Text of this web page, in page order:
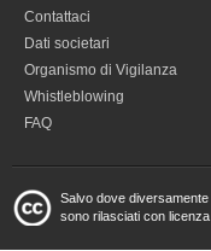
Contattaci
Dati societari
Organismo di Vigilanza
Whistleblowing
FAQ
Salvo dove
sono rilasciati con licenza